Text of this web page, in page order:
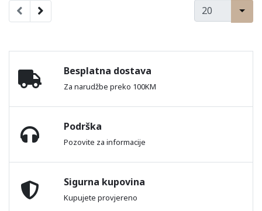
Besplatna dostava
Za narudžbe preko 100KM
Podrška
Pozovite za informacije
Sigurna kupovina
Kupujete provjereno